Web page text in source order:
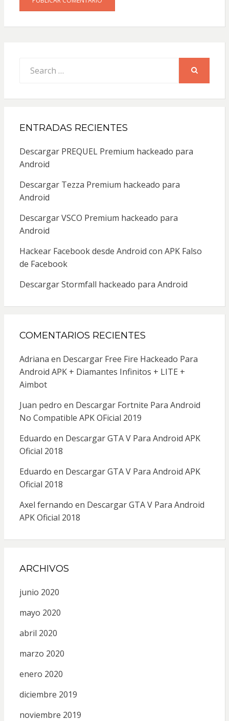
for:
ENTRADAS RECIENTES
Descargar PREQUEL Premium hackeado para
Android
Descargar Tezza Premium hackeado para
Android
Descargar VSCO Premium hackeado para
Android
Hackear Facebook desde Android con APK Falso
de Facebook
Descargar Stormfall hackeado para Android
COMENTARIOS RECIENTES
Adriana en Descargar Free Fire Hackeado Para
Android APK + Diamantes Infinitos + LITE +
Aimbot
Juan pedro en Descargar Fortnite Para Android
No Compatible APK OFicial 2019
Eduardo en Descargar GTA V Para Android APK
Oficial 2018
Eduardo en Descargar GTA V Para Android APK
Oficial 2018
Axel fernando en Descargar GTA V Para Android
APK Oficial 2018
ARCHIVOS
junio 2020
mayo 2020
abril 2020
marzo 2020
enero 2020
diciembre 2019
noviembre 2019